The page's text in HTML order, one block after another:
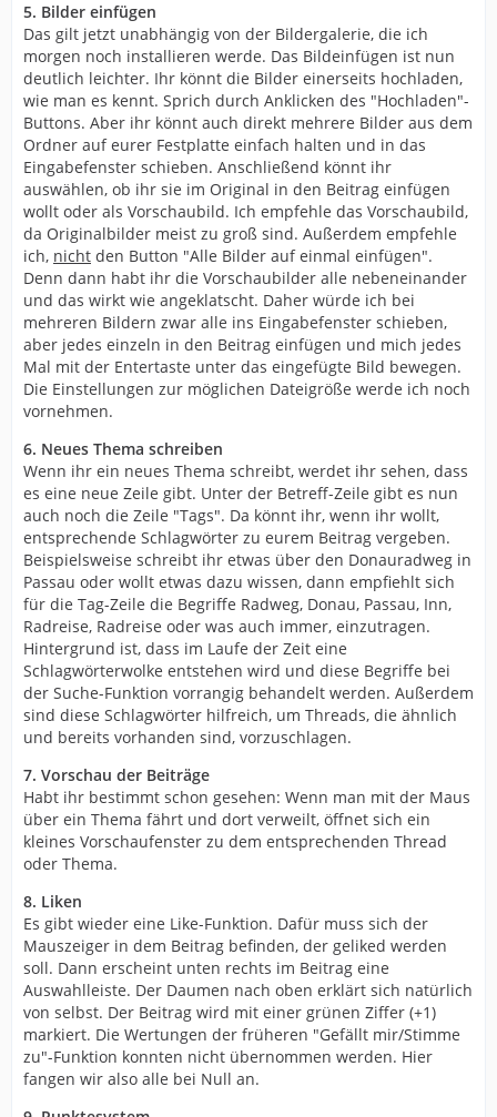
5. Bilder einfügen
Das gilt jetzt unabhängig von der Bildergalerie, die ich
morgen noch installieren werde. Das Bildeinfügen ist nun
deutlich leichter. Ihr könnt die Bilder einerseits hochladen,
wie man es kennt. Sprich durch Anklicken des "Hochladen"-
Buttons. Aber ihr könnt auch direkt mehrere Bilder aus dem
Ordner auf eurer Festplatte einfach halten und in das
Eingabefenster schieben. Anschließend könnt ihr
auswählen, ob ihr sie im Original in den Beitrag einfügen
wollt oder als Vorschaubild. Ich empfehle das Vorschaubild,
da Originalbilder meist zu groß sind. Außerdem empfehle
ich, nicht den Button "Alle Bilder auf einmal einfügen".
Denn dann habt ihr die Vorschaubilder alle nebeneinander
und das wirkt wie angeklatscht. Daher würde ich bei
mehreren Bildern zwar alle ins Eingabefenster schieben,
aber jedes einzeln in den Beitrag einfügen und mich jedes
Mal mit der Entertaste unter das eingefügte Bild bewegen.
Die Einstellungen zur möglichen Dateigröße werde ich noch
vornehmen.
6. Neues Thema schreiben
Wenn ihr ein neues Thema schreibt, werdet ihr sehen, dass
es eine neue Zeile gibt. Unter der Betreff-Zeile gibt es nun
auch noch die Zeile "Tags". Da könnt ihr, wenn ihr wollt,
entsprechende Schlagwörter zu eurem Beitrag vergeben.
Beispielsweise schreibt ihr etwas über den Donauradweg in
Passau oder wollt etwas dazu wissen, dann empfiehlt sich
für die Tag-Zeile die Begriffe Radweg, Donau, Passau, Inn,
Radreise, Radreise oder was auch immer, einzutragen.
Hintergrund ist, dass im Laufe der Zeit eine
Schlagwörterwolke entstehen wird und diese Begriffe bei
der Suche-Funktion vorrangig behandelt werden. Außerdem
sind diese Schlagwörter hilfreich, um Threads, die ähnlich
und bereits vorhanden sind, vorzuschlagen.
7. Vorschau der Beiträge
Habt ihr bestimmt schon gesehen: Wenn man mit der Maus
über ein Thema fährt und dort verweilt, öffnet sich ein
kleines Vorschaufenster zu dem entsprechenden Thread
oder Thema.
8. Liken
Es gibt wieder eine Like-Funktion. Dafür muss sich der
Mauszeiger in dem Beitrag befinden, der geliked werden
soll. Dann erscheint unten rechts im Beitrag eine
Auswahlleiste. Der Daumen nach oben erklärt sich natürlich
von selbst. Der Beitrag wird mit einer grünen Ziffer (+1)
markiert. Die Wertungen der früheren "Gefällt mir/Stimme
zu"-Funktion konnten nicht übernommen werden. Hier
fangen wir also alle bei Null an.